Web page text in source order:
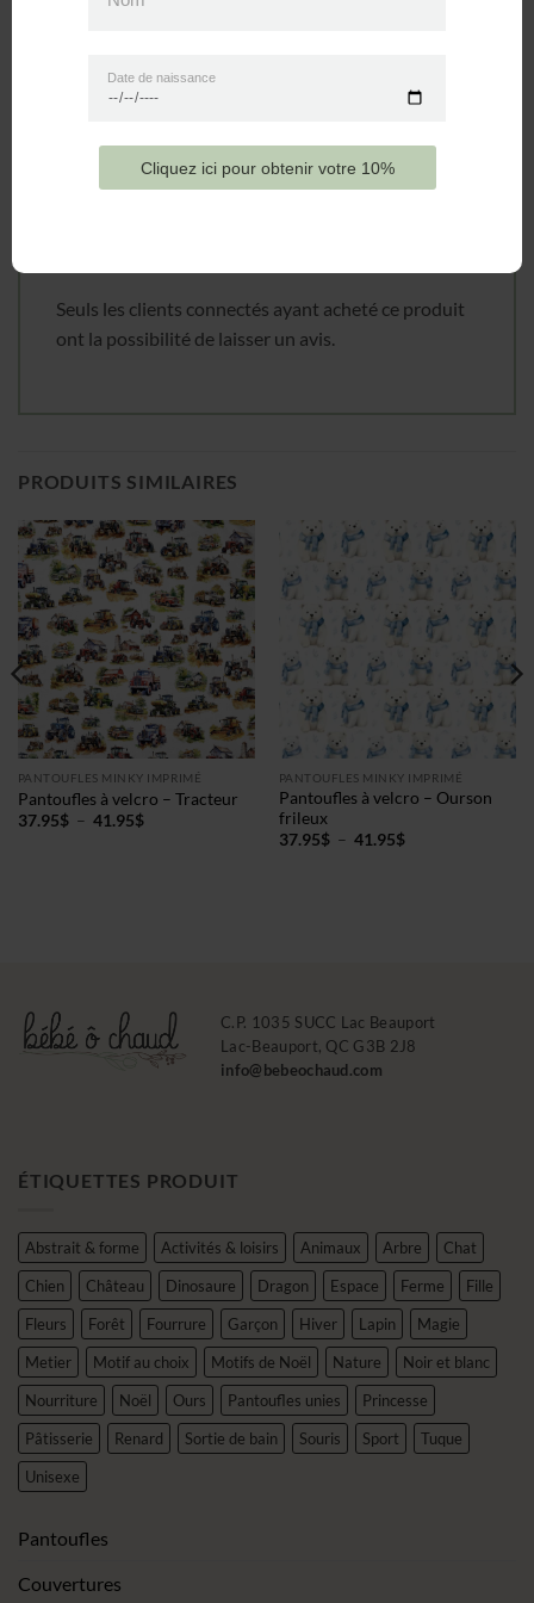
Il n’y a pas encore d’avis.
Seuls les clients connectés ayant acheté ce produit
ont la possibilité de laisser un avis.
PRODUITS SIMILAIRES
PANTOUFLES MINKY IMPRIMÉ
Pantoufles à velcro – Tracteur
37.95$ – 41.95$Plage
PANTOUFLES MINKY IMPRIMÉ
Pantoufles à velcro – Ourson
frileux
37.95$ – 41.95$Plage
C.P. 1035 SUCC Lac Beauport
Lac-Beauport, QC G3B 2J8
info@bebeochaud.com
ÉTIQUETTES PRODUIT
Abstrait & forme Activités & loisirs Animaux Arbre
Chat
Chien
Château Dinosaure Dragon Espace Ferme
Fille
Fleurs
Forêt Fourrure Garçon Hiver Lapin
Magie
Metier
Motif au choix Motifs de Noël Nature
Noir et blanc
Nourriture
Noël Ours Pantoufles unies
Princesse
Pâtisserie
Renard Sortie de bain Souris Sport
Tuque
Unisexe
Pantoufles
Couvertures
Date de naissance
Cliquez ici pour obtenir votre 10%